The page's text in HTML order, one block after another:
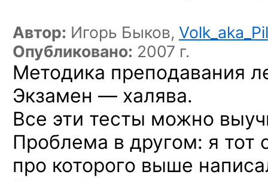
Автор: Игорь Быков,
Опубликовано: 2007 г.
Методика преподавания
Экзамен — халява.
Все эти тесты можно
Проблема в другом: я тот
про которого выше